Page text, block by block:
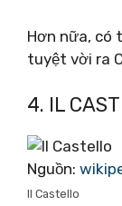
Hơn nữa, có
tuyệt vời ra
4. IL
Nguồn:
Il Castello